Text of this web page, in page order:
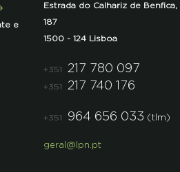
e
Estrada do Calhariz de Benfica,
187
1500 - 124 Lisboa
+351 217 780 097
+351 217 740 176
+351 964 656 033 (tlm)
geral@lpn.pt